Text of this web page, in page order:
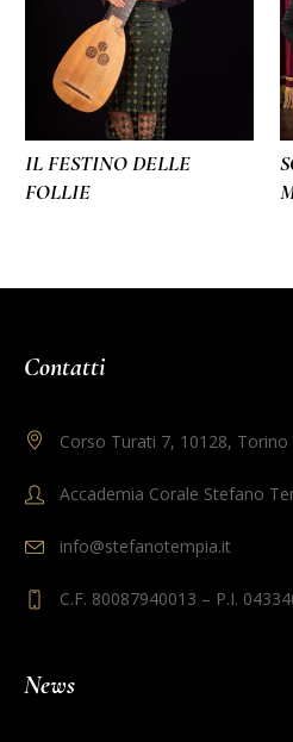
IL FESTINO DELLE
FOLLIE
Contatti
Corso Turati 7, 10128, Torino
Accademia Corale Stefano
info@stefanotempia.it
C.F. 80087940013 – P.I.
News